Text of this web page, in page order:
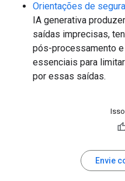
Orientações de
IA generativa
saídas imprecisas,
pós-processamento e
essenciais para
por essas saídas.
Envie